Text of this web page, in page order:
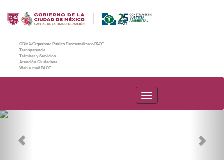
CDMX/Organismo Público Descentralizado/PAOT
Transparencia
Trámites y Servicios
Atención Ciudadana
Web e-mail PAOT
PAOT